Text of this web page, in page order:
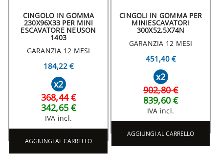
CINGOLO IN GOMMA
230X96X33 PER MINI
ESCAVATORE NEUSON
1403
GARANZIA 12 MESI
184,22 €
x2
368,44 €
342,65 €
IVA incl.
AGGIUNGI AL CARRELLO
CINGOLI IN GOMMA PER
MINIESCAVATORI
300X52,5X74N
GARANZIA 12 MESI
451,40 €
x2
902,80 €
839,60 €
IVA incl.
AGGIUNGI AL CARRELLO